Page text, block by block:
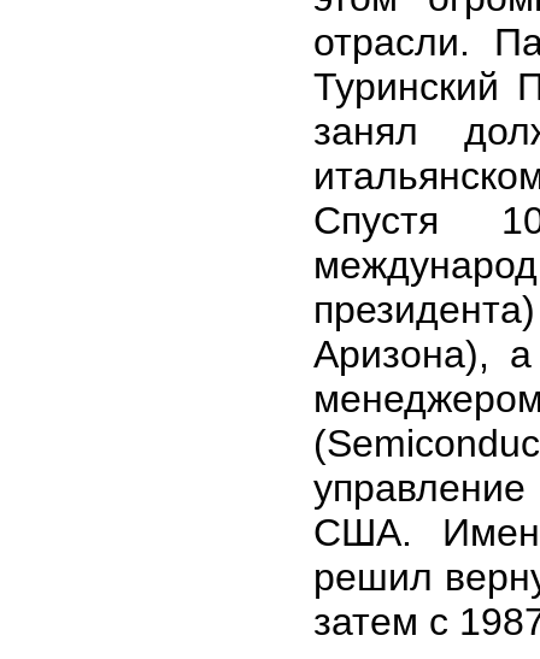
отрасли.
Туринский
занял
Спустя
Аризона),
управление
США.
решил
затем с